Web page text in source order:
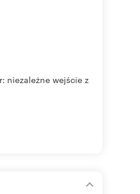
niezależne wejście z